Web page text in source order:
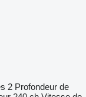
2 Profondeur de